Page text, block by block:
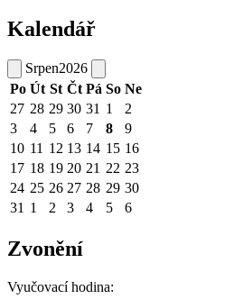
Kalendář
Srpen2026
Po Út St Čt Pá So Ne
27 28 29 30 31 1
2
3
4 5 6 7 8
9
10 11 12 13 14 15 16
17 18 19 20 21 22 23
24 25 26 27 28 29 30
31 1 2 3 4 5 6
Zvonění
Vyučovací hodina: